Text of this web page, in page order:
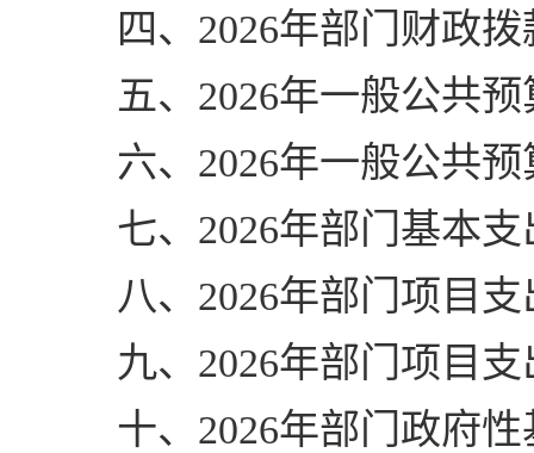
四、2026年部门财政
五、2026年一般公共
六、2026年一般公共
七、2026年部门基本
八、2026年部门项目
九、2026年部门项目
十、2026年部门政府